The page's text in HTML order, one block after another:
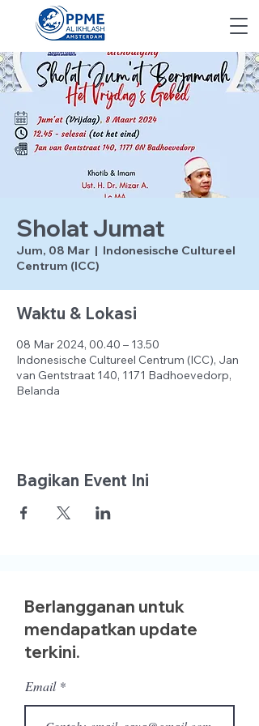
Sholat Jumat
Jum, 08 Mar
  |
Indonesische Cultureel
Centrum (ICC)
Waktu & Lokasi
08 Mar 2024, 00.40 – 13.50
Indonesische Cultureel Centrum (ICC), Jan
van Gentstraat 140, 1171 Badhoevedorp,
Belanda
Bagikan Event Ini
Berlangganan untuk
mendapatkan update
terkini.
Email